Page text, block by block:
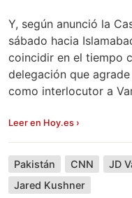
Y, según anunció la
sábado hacia
coincidir en el tiempo
delegación que
como interlocutor a
Leer en Hoy.es ›
Pakistán CNN JD
Jared Kushner